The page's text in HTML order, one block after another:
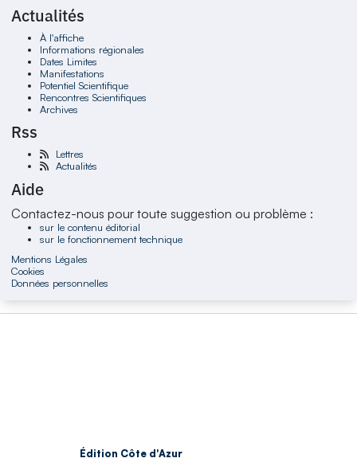
Actualités
À l'affiche
Informations régionales
Dates Limites
Manifestations
Potentiel Scientifique
Rencontres Scientifiques
Archives
Rss
Lettres
Actualités
Aide
Contactez-nous pour toute suggestion ou problème :
sur le contenu éditorial
sur le fonctionnement technique
Mentions Légales
Cookies
Données personnelles
Édition Côte d'Azur